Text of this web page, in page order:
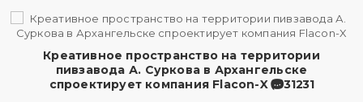
Креативное пространство на территории
пивзавода А. Суркова в Архангельске
спроектирует компания Flacon-X
31231